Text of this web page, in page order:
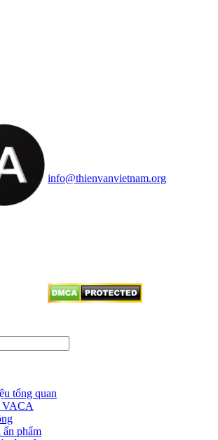
info@thienvanvietnam.org
tổng quan
VACA
ấn phẩm